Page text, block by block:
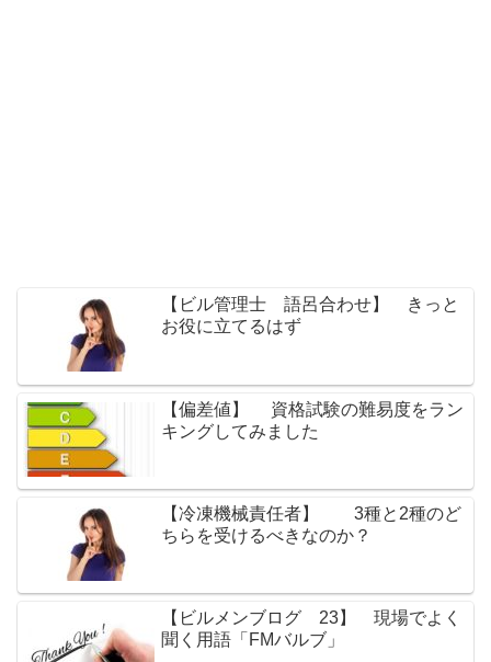
【ビル管理士 語呂合わせ】 きっと
お役に立てるはず
【偏差値】 資格試験の難易度をラン
キングしてみました
【冷凍機械責任者】 3種と2種のど
ちらを受けるべきなのか？
【ビルメンブログ 23】 現場でよく
聞く用語「FMバルブ」